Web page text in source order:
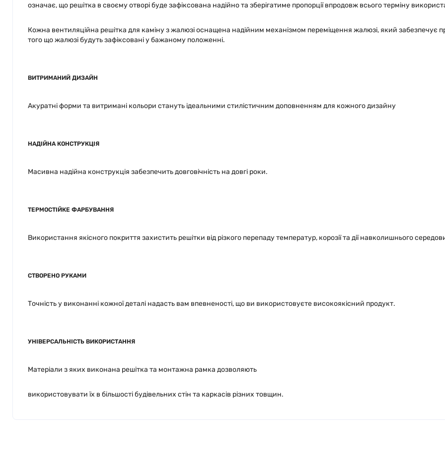
означає, що решітка в своєму отворі буде зафіксована надійно та зберігатиме пропорції впродовж всього терміну
Кожна вентиляційна решітка для каміну з жалюзі оснащена надійним механізмом переміщення жалюзі, який забезпечує
того що жалюзі будуть зафіксовані у бажаному положенні.
ВИТРИМАНИЙ ДИЗАЙН
Акуратні форми та витримані кольори стануть ідеальними стилістичним доповненням для кожного дизайну
НАДІЙНА КОНСТРУКЦІЯ
Масивна надійна конструкція забезпечить довговічність на довгі роки.
ТЕРМОСТІЙКЕ ФАРБУВАННЯ
Використання якісного покриття захистить решітки від різкого перепаду температур, корозії та дії навколишнього
СТВОРЕНО РУКАМИ
Точність у виконанні кожної деталі надасть вам впевненості, що ви використовуєте високоякісний продукт.
УНІВЕРСАЛЬНІСТЬ ВИКОРИСТАННЯ
Матеріали з яких виконана решітка та монтажна рамка дозволяють
використовувати їх в більшості будівельних стін та каркасів різних товщин.